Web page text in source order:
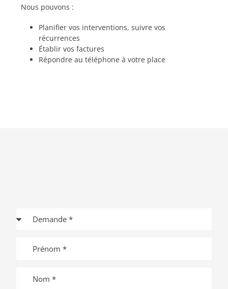
Nous pouvons :
Planifier vos interventions, suivre vos
récurrences
Établir vos factures
Répondre au téléphone à votre place